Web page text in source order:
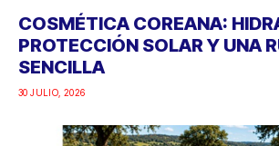
COSMÉTICA COREANA:
PROTECCIÓN SOLAR Y UNA
SENCILLA
30 JULIO, 2026